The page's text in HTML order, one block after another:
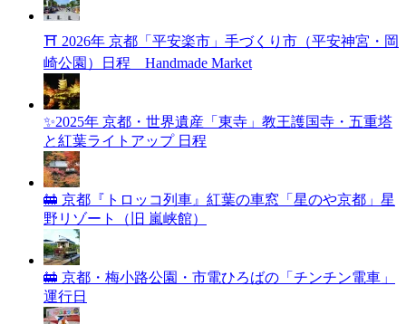
⛩ 2026年 京都「平安楽市」手づくり市（平安神宮・岡
崎公園）日程 Handmade Market
✨2025年 京都・世界遺産「東寺」教王護国寺・五重塔
と紅葉ライトアップ 日程
🚋 京都『トロッコ列車』紅葉の車窓「星のや京都」星
野リゾート（旧 嵐峡館）
🚋 京都・梅小路公園・市電ひろばの「チンチン電車」
運行日